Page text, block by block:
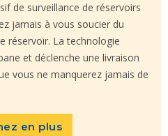
de surveillance de réservoirs
jamais à vous soucier du
réservoir. La technologie
et déclenche une livraison
vous ne manquerez jamais de
en plus